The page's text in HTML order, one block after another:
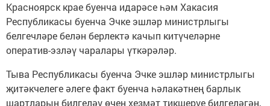
Красноярск крае буенча идарәсе һәм Хакасия
Республикасы буенча Эчке эшләр министрлыгы
белгечләре белән берлектә качып китүчеләрне
оператив-эзләү чаралары үткәрәләр.
Тыва Республикасы буенча Эчке эшләр министрлыгы
җитәкчелеге әлеге факт буенча һәлакәтнең барлык
шартларын билгеләү өчен хезмәт тикшерүе билгеләгән,